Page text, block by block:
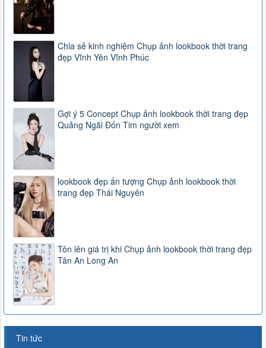
Chia sẻ kinh nghiệm Chụp ảnh lookbook thời trang
đẹp Vĩnh Yên Vĩnh Phúc
Gợi ý 5 Concept Chụp ảnh lookbook thời trang đẹp
Quảng Ngãi Đốn Tim người xem
lookbook đẹp ấn tượng Chụp ảnh lookbook thời
trang đẹp Thái Nguyên
Tôn lên giá trị khi Chụp ảnh lookbook thời trang đẹp
Tân An Long An
Tin tức